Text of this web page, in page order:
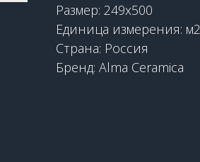
Размер: 249х500
Единица измерения: м2
Страна: Россия
Бренд: Alma Ceramica